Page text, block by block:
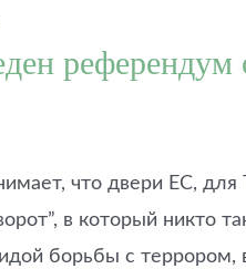
референдум
что двери ЕС, для
в который никто
борьбы с